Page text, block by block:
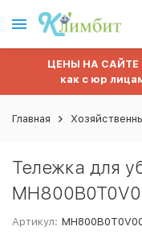
ЦЕНЫ НА САЙТЕ
как с юр
Главная
Тележка для
Артикул: